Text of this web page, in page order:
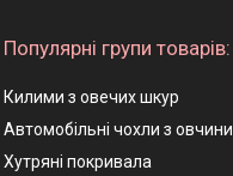
Популярні групи товарів:
Килими з овечих шкур
Автомобільні чохли з овчини
Хутряні покривала